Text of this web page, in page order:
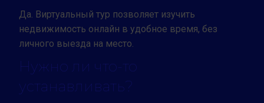
Да. Виртуальный тур позволяет изучить
недвижимость онлайн в удобное время, без
личного выезда на место.
Нужно ли что-то
устанавливать?